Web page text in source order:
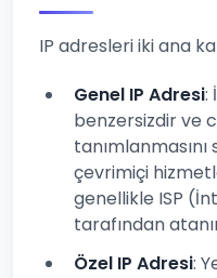
IP adresleri iki ana
Genel IP Adresi:
benzersizdir ve
çevrimiçi
genellikle ISP
tarafından
Özel IP Adresi: